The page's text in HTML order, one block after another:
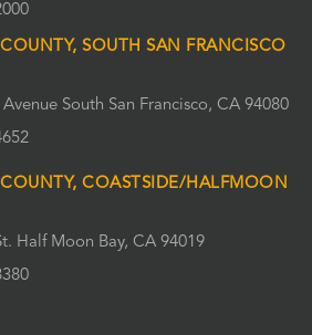
SOUTH SAN FRANCISCO
South San Francisco, CA 94080
COASTSIDE/HALFMOON
Half Moon Bay, CA 94019